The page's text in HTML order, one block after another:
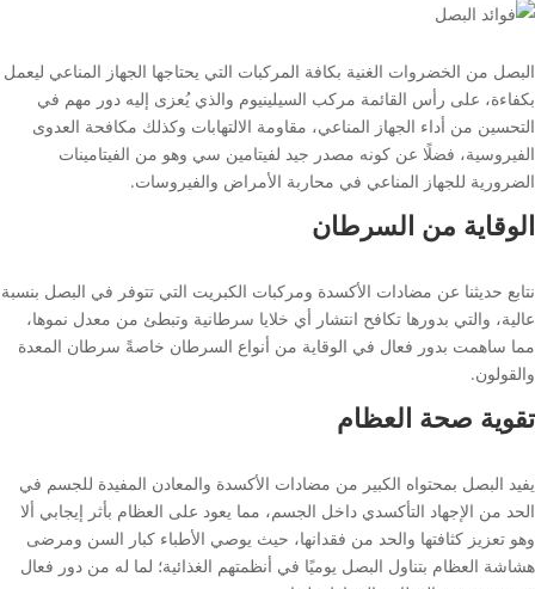
البصل من الخضروات الغنية بكافة المركبات التي يحتاجها الجهاز المناعي ليعمل
بكفاءة، على رأس القائمة مركب السيلينيوم والذي يُعزى إليه دور مهم في
التحسين من أداء الجهاز المناعي، مقاومة الالتهابات وكذلك مكافحة العدوى
الفيروسية، فضلًا عن كونه مصدر جيد لفيتامين سي وهو من الفيتامينات
الضرورية للجهاز المناعي في محاربة الأمراض والفيروسات.
الوقاية من السرطان
نتابع حديثنا عن مضادات الأكسدة ومركبات الكبريت التي تتوفر في البصل بنسبة
عالية، والتي بدورها تكافح انتشار أي خلايا سرطانية وتبطئ من معدل نموها،
مما ساهمت بدور فعال في الوقاية من أنواع السرطان خاصةً سرطان المعدة
والقولون.
تقوية صحة العظام
يفيد البصل بمحتواه الكبير من مضادات الأكسدة والمعادن المفيدة للجسم في
الحد من الإجهاد التأكسدي داخل الجسم، مما يعود على العظام بأثر إيجابي ألا
وهو تعزيز كثافتها والحد من فقدانها، حيث يوصي الأطباء كبار السن ومرضى
هشاشة العظام بتناول البصل يوميًا في أنظمتهم الغذائية؛ لما له من دور فعال